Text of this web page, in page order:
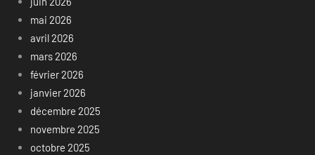
mai 2026
avril 2026
mars 2026
février 2026
janvier 2026
décembre 2025
novembre 2025
octobre 2025